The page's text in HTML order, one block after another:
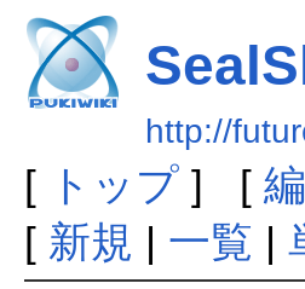
http://
[ トップ] [
[ 新規 | 一覧 |